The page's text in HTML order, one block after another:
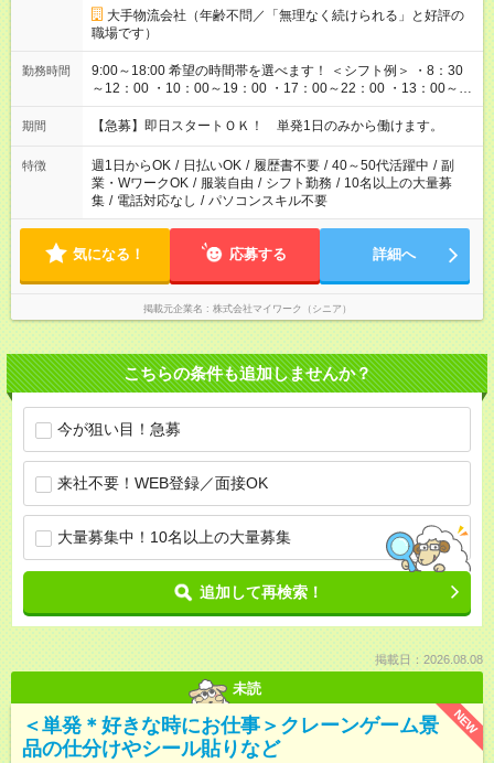
大手物流会社（年齢不問／「無理なく続けられる」と好評の
職場です）
勤務時間
9:00～18:00 希望の時間帯を選べます！ ＜シフト例＞ ・8：30
～12：00 ・10：00～19：00 ・17：00～22：00 ・13：00～
22：00 ・22：00～翌6：00 など
期間 【急募】即日スタートＯＫ！ 単発1日のみから働けます。
特徴 週1日からOK / 日払いOK / 履歴書不要 / 40～50代活躍中 / 副
業・WワークOK / 服装自由 / シフト勤務 / 10名以上の大量募
集 / 電話対応なし / パソコンスキル不要
気になる！ 応募する 詳細へ
掲載元企業名 株式会社マイワーク（シニア）
こちらの条件も追加しませんか？
今が狙い目！急募
来社不要！WEB登録／面接OK
大量募集中！10名以上の大量募集
追加して再検索！
掲載日：2026.08.08
未読
NEW
＜単発＊好きな時にお仕事＞クレーンゲーム景
品の仕分けやシール貼りなど